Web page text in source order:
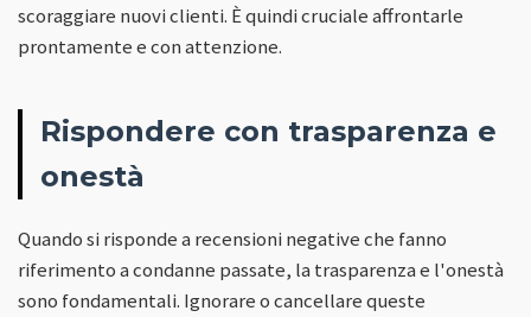
scoraggiare nuovi clienti. È quindi cruciale affrontarle
prontamente e con attenzione.
Rispondere con trasparenza e
onestà
Quando si risponde a recensioni negative che fanno
riferimento a condanne passate, la trasparenza e l'onestà
sono fondamentali. Ignorare o cancellare queste